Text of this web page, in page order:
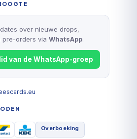
over nieuwe drops,
pre-orders via WhatsApp.
van de WhatsApp-groep
Overboeking